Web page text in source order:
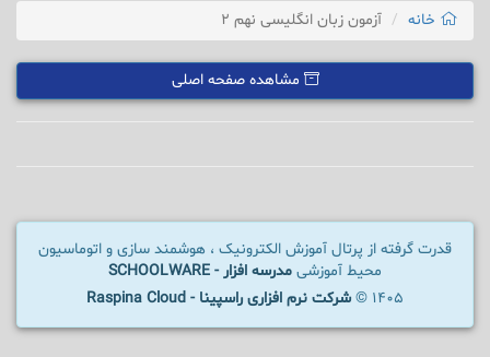
خانه آزمون زبان انگلیسی نهم 2
مشاهده صفحه اصلی
قدرت گرفته از پرتال آموزش الکترونیک ، هوشمند سازی و اتوماسیون
محیط آموزشی مدرسه افزار - SCHOOLWARE
1405 ©
شرکت نرم افزاری راسپینا - Raspina Cloud